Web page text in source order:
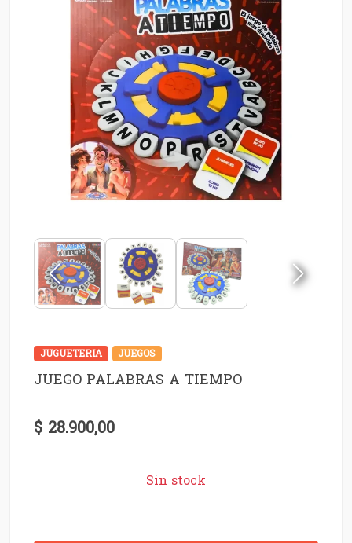
JUGUETERIA JUEGOS
JUEGO PALABRAS A TIEMPO
$ 28.900,00
Sin stock